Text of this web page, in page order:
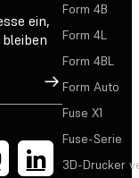
ein,
Registrieren
Form 4B
Form 4L
Form 4BL
Form Auto
Fuse X1
Fuse-Serie
3D-Drucker